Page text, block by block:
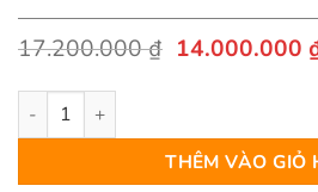
17.200.000₫ Giá
14.000.000
Sofa băng Crescent phong cách tối
THÊM VÀO GIỎ